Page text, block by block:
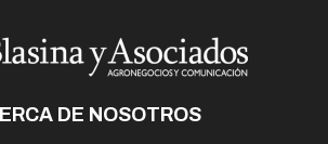
DE NOSOTROS